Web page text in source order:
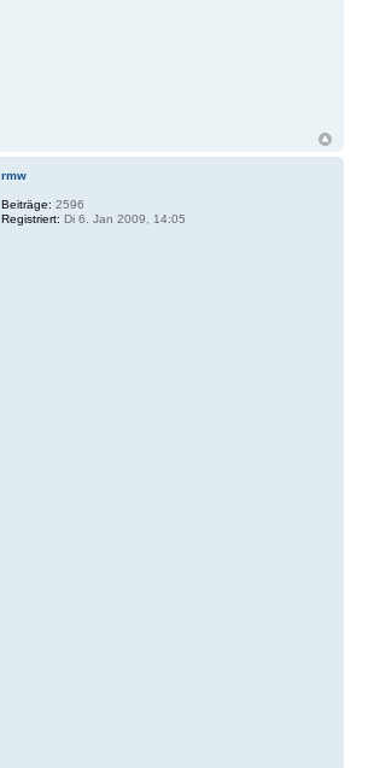
rmw
Beiträge: 2596
Registriert: Di 6. Jan 2009, 14:05